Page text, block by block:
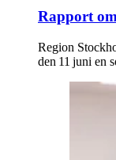
Rapport
Region
den 11 juni en